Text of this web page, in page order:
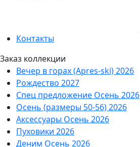
Контакты
Заказ коллекции
Вечер в горах (Apres-ski) 2026
Рождество 2027
Спец предложение Осень 2026
Осень (размеры 50-56) 2026
Аксессуары Осень 2026
Пуховики 2026
Деним Осень 2026